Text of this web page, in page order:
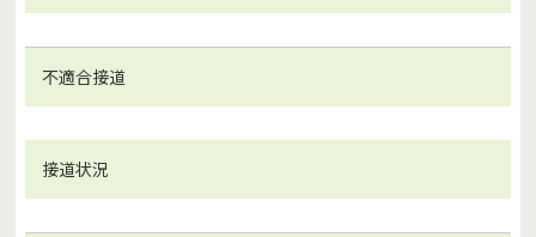
不適合接道
接道状況